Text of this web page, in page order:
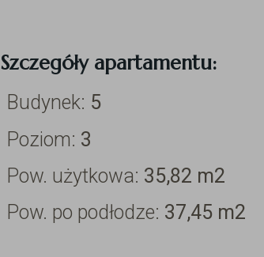
Szczegóły apartamentu:
Budynek: 5
Poziom: 3
Pow. użytkowa: 35,82 m2
Pow. po podłodze: 37,45 m2